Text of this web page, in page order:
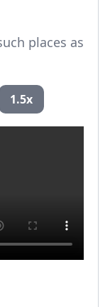
places as
1.5x